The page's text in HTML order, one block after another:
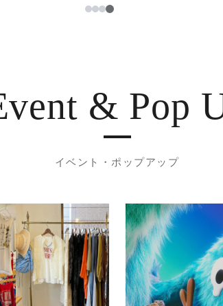
1234
& Pop
イベント・ポップアップ